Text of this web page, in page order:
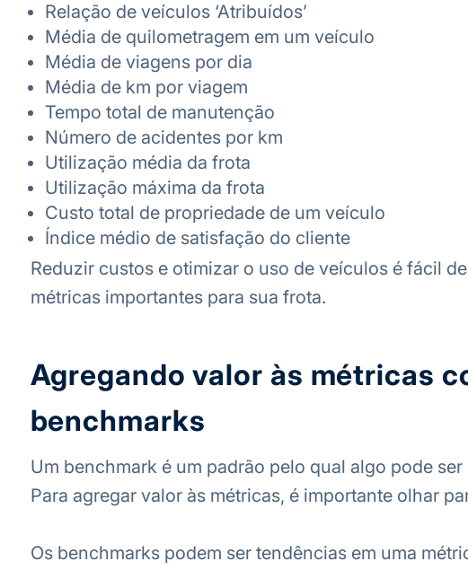
Relação de veículos ‘Atribuídos’
Média de quilometragem em um veículo
Média de viagens por dia
Média de km por viagem
Tempo total de manutenção
Número de acidentes por km
Utilização média da frota
Utilização máxima da frota
Custo total de propriedade de um veículo
Índice médio de satisfação do cliente
Reduzir custos e otimizar o uso de veículos é fácil
métricas importantes para sua frota.
Agregando valor às métricas
benchmarks
Um benchmark é um padrão pelo qual algo pode
Para agregar valor às métricas, é importante olhar
Os benchmarks podem ser tendências em uma